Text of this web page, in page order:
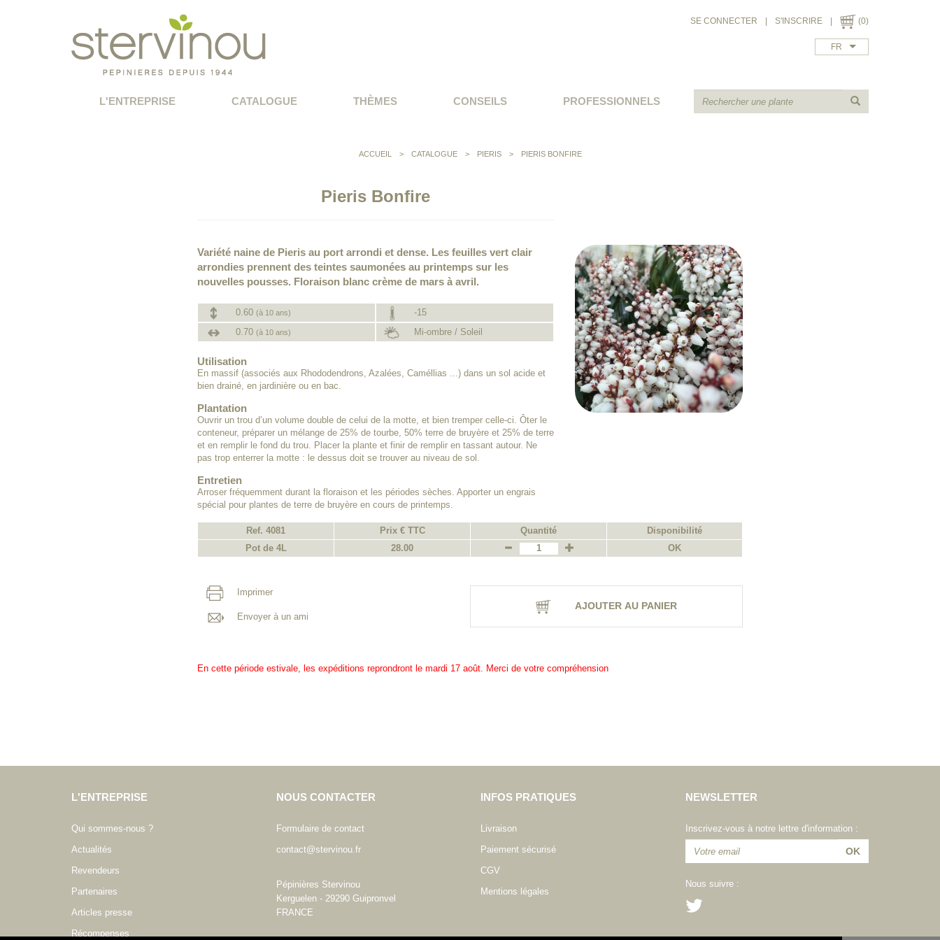
SE CONNECTER S'INSCRIRE (0)
FR
L'ENTREPRISE CATALOGUE THÈMES CONSEILS PROFESSIONNELS
ACCUEIL > CATALOGUE > PIERIS > PIERIS BONFIRE
Pieris Bonfire
Variété naine de Pieris au port arrondi et dense. Les feuilles vert clair
arrondies prennent des teintes saumonées au printemps sur les
nouvelles pousses. Floraison blanc crème de mars à avril.
0.60 (à 10 ans)
-15
0.70 (à 10 ans) Mi-ombre / Soleil
Utilisation
En massif (associés aux Rhododendrons, Azalées, Caméllias ...) dans un sol acide et
bien drainé, en jardinière ou en bac.
Plantation
Ouvrir un trou d’un volume double de celui de la motte, et bien tremper celle-ci. Ôter le
conteneur, préparer un mélange de 25% de tourbe, 50% terre de bruyère et 25% de terre
et en remplir le fond du trou. Placer la plante et finir de remplir en tassant autour. Ne
pas trop enterrer la motte : le dessus doit se trouver au niveau de sol.
Entretien
Arroser fréquemment durant la floraison et les périodes sèches. Apporter un engrais
spécial pour plantes de terre de bruyère en cours de printemps.
Ref. 4081 Prix € TTC Quantité
Disponibilité
Pot de 4L
28.00 OK
Imprimer
Envoyer à un ami
AJOUTER AU PANIER
En cette période estivale, les expéditions reprondront le mardi 17 août. Merci de votre compréhension
L'ENTREPRISE
Qui sommes-nous ?
Actualités
Revendeurs
Partenaires
Articles presse
Récompenses
NOUS CONTACTER
Formulaire de contact
contact@stervinou.fr
Pépinières Stervinou
Kerguelen - 29290 Guipronvel
FRANCE
INFOS PRATIQUES
Livraison
Paiement sécurisé
CGV
Mentions légales
NEWSLETTER
Inscrivez-vous à notre lettre d'information :
Nous suivre :